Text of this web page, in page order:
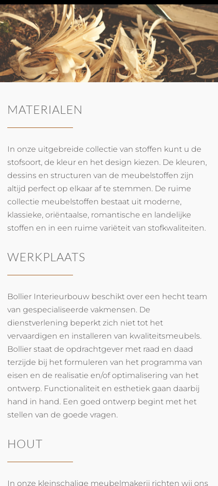
MATERIALEN
In onze uitgebreide collectie van stoffen kunt u de
stofsoort, de kleur en het design kiezen. De kleuren,
dessins en structuren van de meubelstoffen zijn
altijd perfect op elkaar af te stemmen. De ruime
collectie meubelstoffen bestaat uit moderne,
klassieke, oriëntaalse, romantische en landelijke
stoffen en in een ruime variëteit van stofkwaliteiten.
WERKPLAATS
Bollier Interieurbouw beschikt over een hecht team
van gespecialiseerde vakmensen. De
dienstverlening beperkt zich niet tot het
vervaardigen en installeren van kwaliteitsmeubels.
Bollier staat de opdrachtgever met raad en daad
terzijde bij het formuleren van het programma van
eisen en de realisatie en/of optimalisering van het
ontwerp. Functionaliteit en esthetiek gaan daarbij
hand in hand. Een goed ontwerp begint met het
stellen van de goede vragen.
HOUT
In onze kleinschalige meubelmakerij richten wij ons